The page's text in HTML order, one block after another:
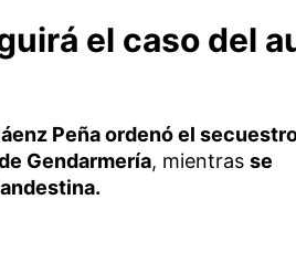
el caso del
Peña ordenó el
Gendarmería, mientras se